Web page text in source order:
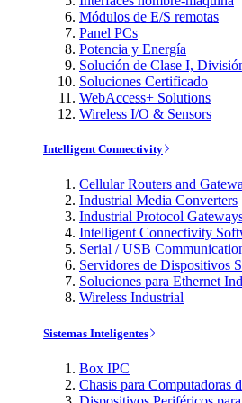
Módulos de E/S remotas
Panel PCs
Potencia y Energía
Solución de Clase I,
Soluciones Certificado
WebAccess+ Solutions
Wireless I/O & Sensors
Intelligent Connectivity
Cellular Routers and
Industrial Media Converters
Industrial Protocol
Intelligent Connectivity
Serial / USB
Servidores de Dispositivos
Soluciones para Ethernet
Wireless Industrial
Sistemas Inteligentes
Box IPC
Chasis para Computadoras